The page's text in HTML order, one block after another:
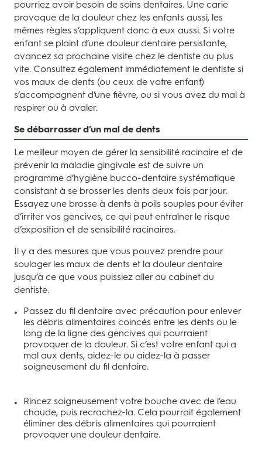
pourriez avoir besoin de soins dentaires. Une carie
provoque de la douleur chez les enfants aussi, les
mêmes règles s’appliquent donc à eux aussi. Si votre
enfant se plaint d’une douleur dentaire persistante,
avancez sa prochaine visite chez le dentiste au plus
vite. Consultez également immédiatement le dentiste si
vos maux de dents (ou ceux de votre enfant)
s’accompagnent d’une fièvre, ou si vous avez du mal à
respirer ou à avaler.
Se débarrasser d’un mal de dents
Le meilleur moyen de gérer la sensibilité racinaire et de
prévenir la maladie gingivale est de suivre un
programme d’hygiène bucco-dentaire systématique
consistant à se brosser les dents deux fois par jour.
Essayez une brosse à dents à poils souples pour éviter
d’irriter vos gencives, ce qui peut entraîner le risque
d’exposition et de sensibilité racinaires.
Il y a des mesures que vous pouvez prendre pour
soulager les maux de dents et la douleur dentaire
jusqu’à ce que vous puissiez aller au cabinet du
dentiste.
Passez du fil dentaire avec précaution pour enlever
les débris alimentaires coincés entre les dents ou le
long de la ligne des gencives qui pourraient
provoquer de la douleur. Si c’est votre enfant qui a
mal aux dents, aidez-le ou aidez-la à passer
soigneusement du fil dentaire.
Rincez soigneusement votre bouche avec de l’eau
chaude, puis recrachez-la. Cela pourrait également
éliminer des débris alimentaires qui pourraient
provoquer une douleur dentaire.